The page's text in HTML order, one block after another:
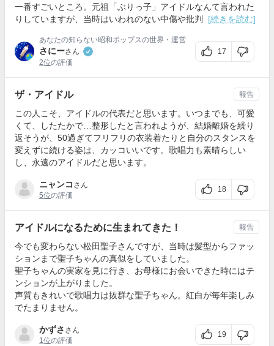
一番すごいところ。元祖「ぶりっ子」アイドルなんて言われた
りしていますが、当時はいわれのない中傷や批判
[続きを読む]
あなたの知らない昭和ポップスの世界・運営
さにーさん
2位の評価
17
ザ・アイドル
この人こそ、アイドルの代表だと思います。いつまでも、可愛
くて、したたかで…整形したと言われようが、結婚離婚を繰り
返そうが、50過ぎてフリフリの衣装着たりと自分のスタンスを
変えずに続ける姿は、カッコいいです。歌唱力も素晴らしい
し、永遠のアイドルだと思います。
ニャンコ さん
5位の評価
18
報告
アイドルになるために生まれてきた！
今でも変わらない松田聖子さんですが、当時は髪型からファッ
ションまで聖子ちゃんの真似をしていました。
聖子ちゃんの実家を見に行き、お母様にお会いできた時にはテ
ンションが上がりました。
声質もきれいで歌唱力は抜群な聖子ちゃん。紅白が毎年楽しみ
でたまりません。
かずさ さん
1位の評価
19
報告